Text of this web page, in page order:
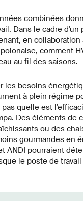
combinées
Dans le cadre
en
comment
au fil des saisons.
besoins
à plein régime
quelle est
Des éléments
ou des
gourmandes en
ANDI pourraient
le poste de